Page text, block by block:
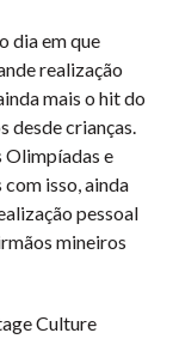
dia em que
realização
mais o hit do
desde crianças.
Olimpíadas e
isso, ainda
pessoal
mineiros
Culture